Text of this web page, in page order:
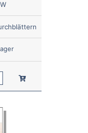
In den Warenkorb